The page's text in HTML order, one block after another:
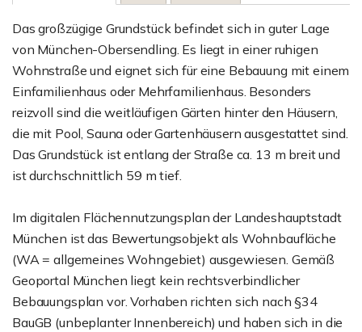
Das großzügige Grundstück befindet sich in guter Lage
von München-Obersendling. Es liegt in einer ruhigen
Wohnstraße und eignet sich für eine Bebauung mit einem
Einfamilienhaus oder Mehrfamilienhaus. Besonders
reizvoll sind die weitläufigen Gärten hinter den Häusern,
die mit Pool, Sauna oder Gartenhäusern ausgestattet sind.
Das Grundstück ist entlang der Straße ca. 13 m breit und
ist durchschnittlich 59 m tief.
Im digitalen Flächennutzungsplan der Landeshauptstadt
München ist das Bewertungsobjekt als Wohnbaufläche
(WA = allgemeines Wohngebiet) ausgewiesen. Gemäß
Geoportal München liegt kein rechtsverbindlicher
Bebauungsplan vor. Vorhaben richten sich nach §34
BauGB (unbeplanter Innenbereich) und haben sich in die